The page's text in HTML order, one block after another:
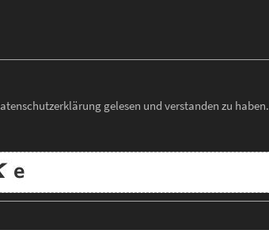
gelesen und verstanden zu haben.